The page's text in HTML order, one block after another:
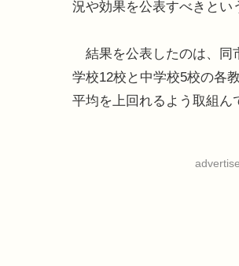
況や効果を公表すべきとい
結果を公表したのは、同
学校12校と中学校5校の各
平均を上回れるよう取組ん